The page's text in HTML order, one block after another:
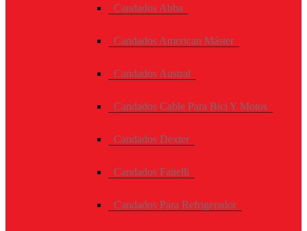
Candados Abba
Candados American Máster
Candados Austral
Candados Cable Para Bici Y Motos
Candados Dexter
Candados Faitelli
Candados Para Refrigerador